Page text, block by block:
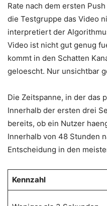
Rate nach dem ersten
die Testgruppe das Video
interpretiert der
Video ist nicht gut genug
kommt in den Schatten
geloescht. Nur unsichtbar
Die Zeitspanne, in der das
Innerhalb der ersten drei
bereits, ob ein Nutzer
Innerhalb von 48 Stunden
Entscheidung in den
Kennzahl